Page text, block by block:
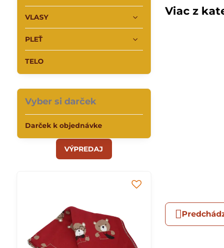
Viac z
VLASY
PLEŤ
TELO
Vyber si darček
Darček k objednávke
VÝPREDAJ